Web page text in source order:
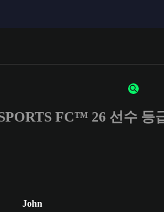
문자 또는 숫자를 입력하세요
FC™ 26 선수 등
John